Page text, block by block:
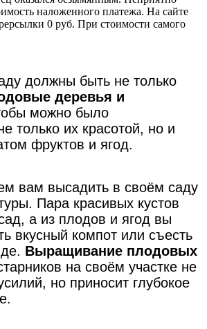
наложенного платежа. На сайте
0 руб. При стоимости самого
должны быть не только
деревья и
можно было
только их красотой, но и
фруктов и ягод.
вам высадить в своём саду
Пара красивых кустов
а из плодов и ягод вы
вкусный компот или съесть
Выращивание плодовых
на своём участке не
но приносит глубокое